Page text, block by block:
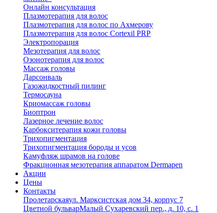
Онлайн консультация
Плазмотерапия для волос
Плазмотерапия для волос по Ахмерову
Плазмотерапия для волос Cortexil PRP
Электропорация
Мезотерапия для волос
Озонотерапия для волос
Массаж головы
Дарсонваль
Газожидкостный пилинг
Термосауна
Криомассаж головы
Биоптрон
Лазерное лечение волос
Карбокситерапия кожи головы
Трихопигментация
Трихопигментация бороды и усов
Камуфляж шрамов на голове
Фракционная мезотерапия аппаратом Dermapen
Акции
Цены
Контакты
Пролетарскаяул. Марксистская дом 34, корпус 7
Цветной бульварМалый Сухаревский пер., д. 10, с. 1